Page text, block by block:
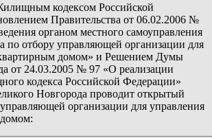
кодексом Российской
Правительства от 06.02.2006 №
органом местного самоуправления
по отбору управляющей организации для
домом» и Решением Думы
от 24.03.2005 № 97 «О реализации
кодекса Российской Федерации»
Новгорода проводит открытый
организации для управления